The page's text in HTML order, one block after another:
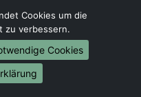
Cookies um die
zu verbessern.
Cookies